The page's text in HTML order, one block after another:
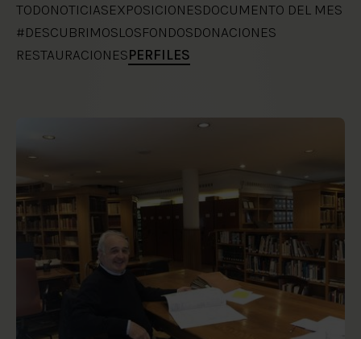
TODONOTICIASEXPOSICIONESDOCUMENTO DEL MES
#DESCUBRIMOSLOSFONDOSDONACIONES
RESTAURACIONESPERFILES